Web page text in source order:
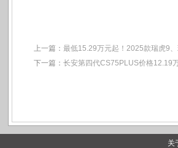
上一篇： 最低15.29万元起！2025款瑞虎9
下一篇： 长安第四代CS75PLUS价格12.19
关